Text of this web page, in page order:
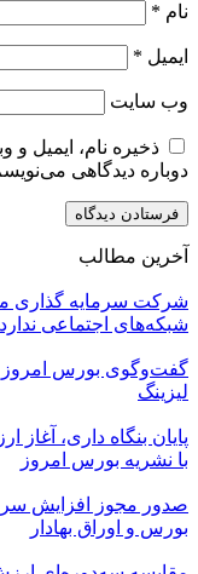
نام *
ایمیل *
وب‌ سایت
ذخیره نام، ایمیل
دوباره دیدگاهی
آخرین مطالب
شرکت سرمایه گذاری
شبکه‌های اجتماعی ندارد
گفت‌وگوی بورس امروز
لیزینگ
پایان بنگاه داری،
با نشریه بورس امروز
صدور مجوز افزایش
بورس و اوراق بهادار